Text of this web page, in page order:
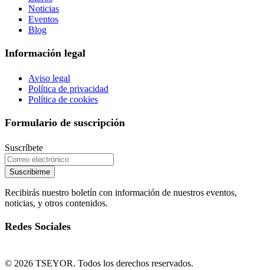
Noticias
Eventos
Blog
Información legal
Aviso legal
Política de privacidad
Política de cookies
Formulario de suscripción
Suscríbete
Suscribirme
Recibirás nuestro boletín con información de nuestros eventos,
noticias, y otros contenidos.
Redes Sociales
© 2026 TSEYOR. Todos los derechos reservados.